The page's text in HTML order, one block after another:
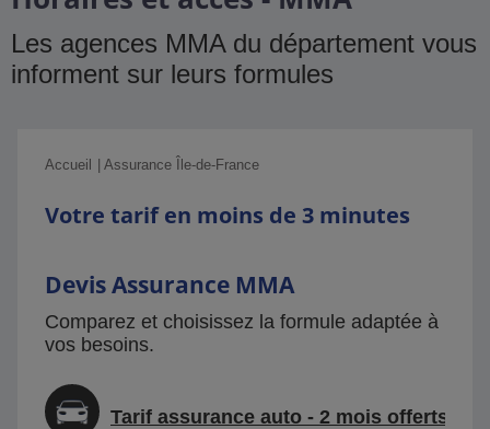
Les agences MMA du département vous
informent sur leurs formules
Accueil Assurance Île-de-France
Votre tarif en moins de 3 minutes
Devis Assurance MMA
Comparez et choisissez la formule adaptée à
vos besoins.
Tarif assurance auto - 2 mois offerts